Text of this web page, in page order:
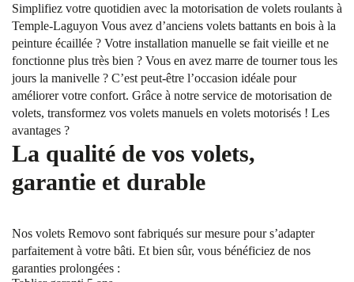
Simplifiez votre quotidien avec la motorisation de volets roulants à
Temple-Laguyon Vous avez d’anciens volets battants en bois à la
peinture écaillée ? Votre installation manuelle se fait vieille et ne
fonctionne plus très bien ? Vous en avez marre de tourner tous les
jours la manivelle ? C’est peut-être l’occasion idéale pour
améliorer votre confort. Grâce à notre service de motorisation de
volets, transformez vos volets manuels en volets motorisés ! Les
avantages ?
La qualité de vos volets,
garantie et durable
Nos volets Removo sont fabriqués sur mesure pour s’adapter
parfaitement à votre bâti. Et bien sûr, vous bénéficiez de nos
garanties prolongées :